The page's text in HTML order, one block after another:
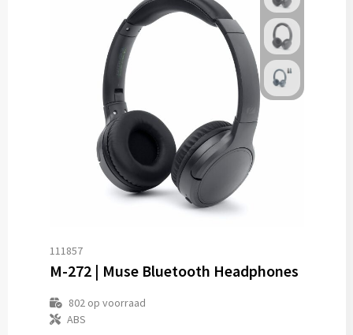
111857
M-272 | Muse Bluetooth Headphones
802op voorraad
ABS